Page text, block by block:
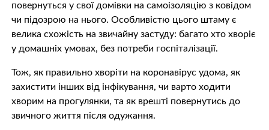
повернуться у свої домівки на самоізоляцію з ковідом
чи підозрою на нього. Особливістю цього штаму є
велика схожість на звичайну застуду: багато хто хворіє
у домашніх умовах, без потреби госпіталізації.
Тож, як правильно хворіти на коронавірус удома, як
захистити інших від інфікування, чи варто ходити
хворим на прогулянки, та як врешті повернутись до
звичного життя після одужання.